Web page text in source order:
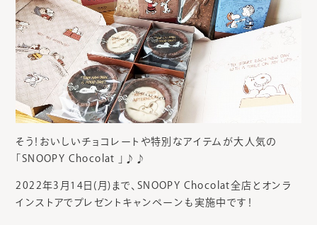
そう！おいしいチョコレートや特別なアイテムが大人気の
「SNOOPY Chocolat 」♪♪
2022年3月14日(月)まで、SNOOPY Chocolat全店とオンラ
インストアでプレゼントキャンペーンも実施中です！